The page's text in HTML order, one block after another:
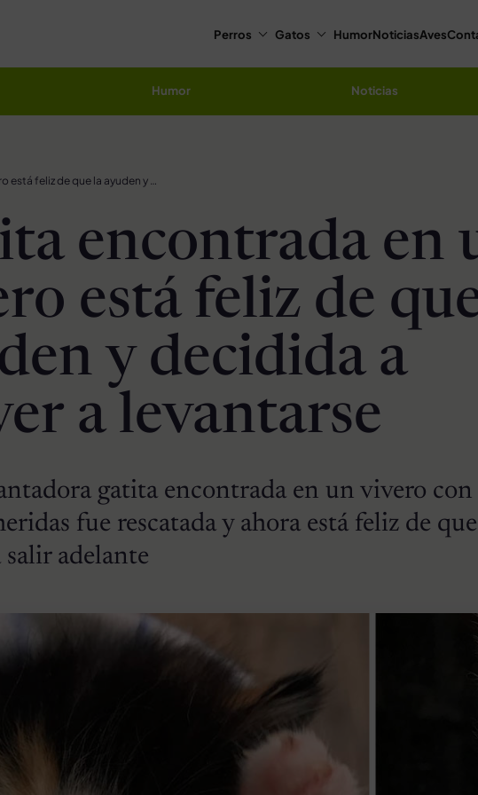
Perros Gatos HumorNoticiasAves
Humor Noticias
Gatita encontrada en un vivero está feliz de que la ayuden y decidida a volver a levantarse
encontrada en
está feliz de
y decidida a
a levantarse
gatita encontrada en un vivero con
fue rescatada y ahora está feliz de
salir adelante